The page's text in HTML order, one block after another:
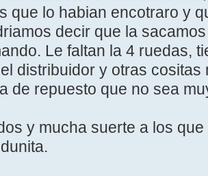
que lo habian encotraro y
decir que la
Le faltan la 4 ruedas,
distribuidor y otras
de repuesto que no sea
y mucha suerte a los